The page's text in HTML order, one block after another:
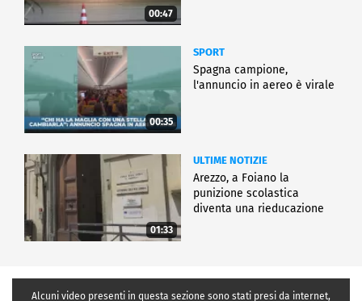
00:47
00:35
SPORT
Spagna campione,
l'annuncio in aereo è virale
01:33
ULTIME NOTIZIE
Arezzo, a Foiano la
punizione scolastica
diventa una rieducazione
Alcuni video presenti in questa sezione sono stati presi da internet,